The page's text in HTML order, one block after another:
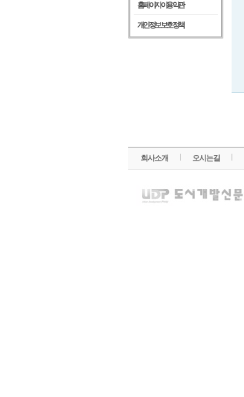
홈페이지이용약관
개인정보보호정책
회사소개 오시는길